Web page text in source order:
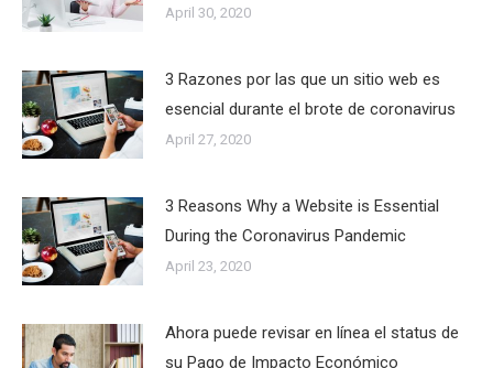
April 30, 2020
3 Razones por las que un sitio web es
esencial durante el brote de coronavirus
April 27, 2020
3 Reasons Why a Website is Essential
During the Coronavirus Pandemic
April 23, 2020
Ahora puede revisar en línea el status de
su Pago de Impacto Económico